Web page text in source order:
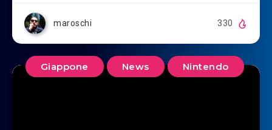
maroschi 330
Giappone News Nintendo